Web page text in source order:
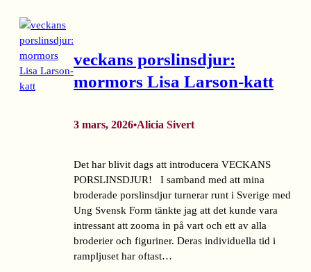
veckans porslinsdjur:
mormors Lisa Larson-katt
3 mars, 2026•Alicia Sivert
Det har blivit dags att introducera VECKANS
PORSLINSDJUR! I samband med att mina
broderade porslinsdjur turnerar runt i Sverige med
Ung Svensk Form tänkte jag att det kunde vara
intressant att zooma in på vart och ett av alla
broderier och figuriner. Deras individuella tid i
rampljuset har oftast…